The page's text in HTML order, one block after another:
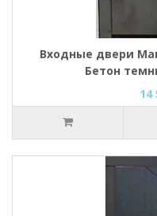
Входные двери
Бетон
14